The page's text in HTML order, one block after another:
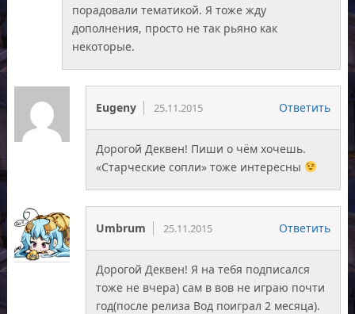
порадовали тематикой. Я тоже жду
дополнения, просто не так рьяно как
некоторые.
Eugeny 25.11.2015 Ответить
Дорогой Деквен! Пиши о чём хочешь.
«Старческие сопли» тоже интересны
Umbrum 25.11.2015 Ответить
Дорогой Деквен! Я на тебя подписался
тоже не вчера) сам в вов не играю почти
год(после релиза Вод поиграл 2 месяца).